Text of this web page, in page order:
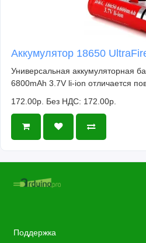
Аккумулятор 18650
Универсальная аккумуляторная
6800mAh 3.7V li-ion отличается
172.00р. Без НДС: 172.00р.
Поддержка